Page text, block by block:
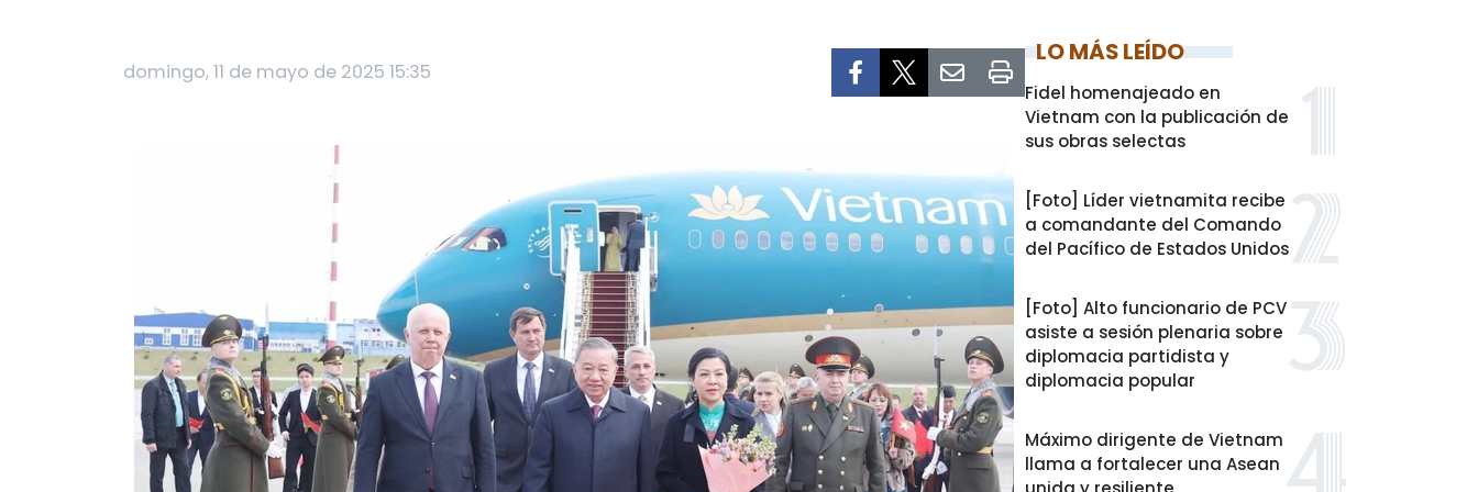
domingo, 11 de mayo de 2025 15:35
LO MÁS LEÍDO
Fidel homenajeado en
Vietnam con la publicación de
sus obras selectas
[Foto] Líder vietnamita recibe
a comandante del Comando
del Pacífico de Estados Unidos
[Foto] Alto funcionario de PCV
asiste a sesión plenaria sobre
diplomacia partidista y
diplomacia popular
Máximo dirigente de Vietnam
llama a fortalecer una Asean